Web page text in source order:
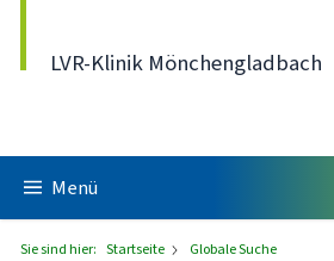
LVR-Klinik Mönchengladbach
Menü
Sie sind hier: Startseite Globale Suche